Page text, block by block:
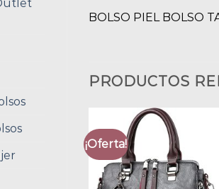
BOLSO PIEL BOLSO
PRODUCTOS
¡Oferta!